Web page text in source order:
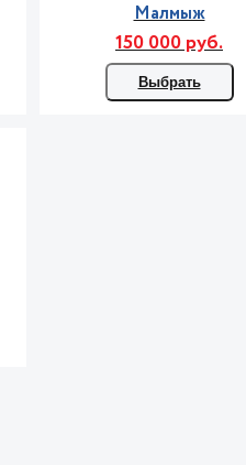
Малмыж
150 000 руб.
Выбрать